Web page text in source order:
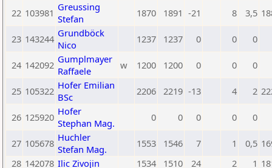
22 103981 Greussing
Stefan
1870 1891 -21 8 3,5
23 143244 Grundböck
Nico
1237 1237 0 0 0
24 142092 Gumplmayer
Raffaele
w 1200 1200 0 0 0
25 105322 Hofer Emilian
BSc
2206 2219 -13 4 2
26 125920 Hofer
Stephan Mag.
0 0 0 0 0
27 105678 Huchler
Stefan Mag.
1553 1546 7 1 0,5
28 142078 Ilic Zivojin 1534 1510 24 2 1